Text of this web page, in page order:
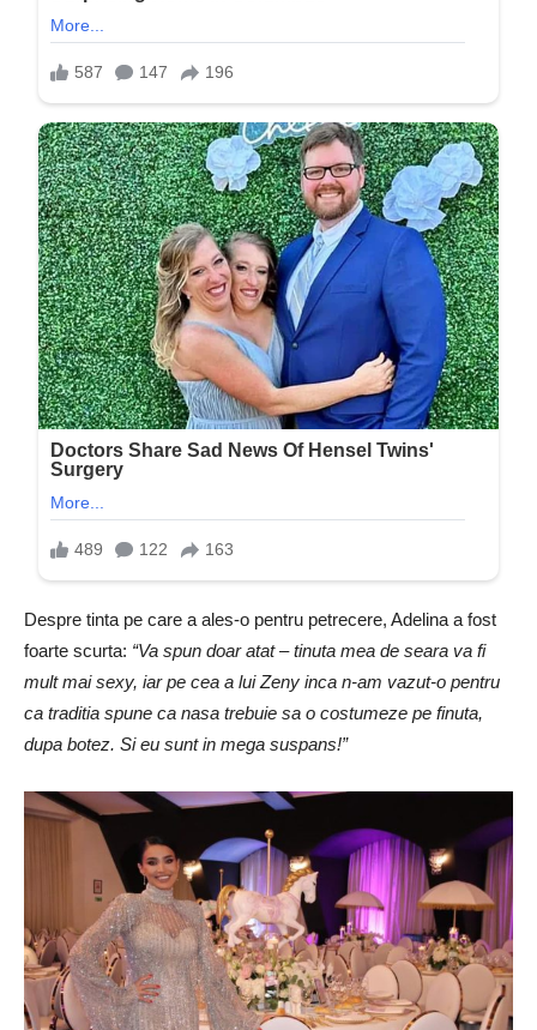
Despre tinta pe care a ales-o pentru petrecere, Adelina a fost
foarte scurta: “Va spun doar atat – tinuta mea de seara va fi
mult mai sexy, iar pe cea a lui Zeny inca n-am vazut-o pentru
ca traditia spune ca nasa trebuie sa o costumeze pe finuta,
dupa botez. Si eu sunt in mega suspans!”